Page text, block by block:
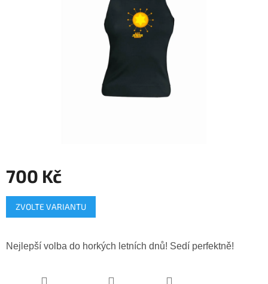
700 Kč
Měrná
cena:
ZVOLTE VARIANTU
Nejlepší volba do horkých letních dnů! Sedí perfektně!